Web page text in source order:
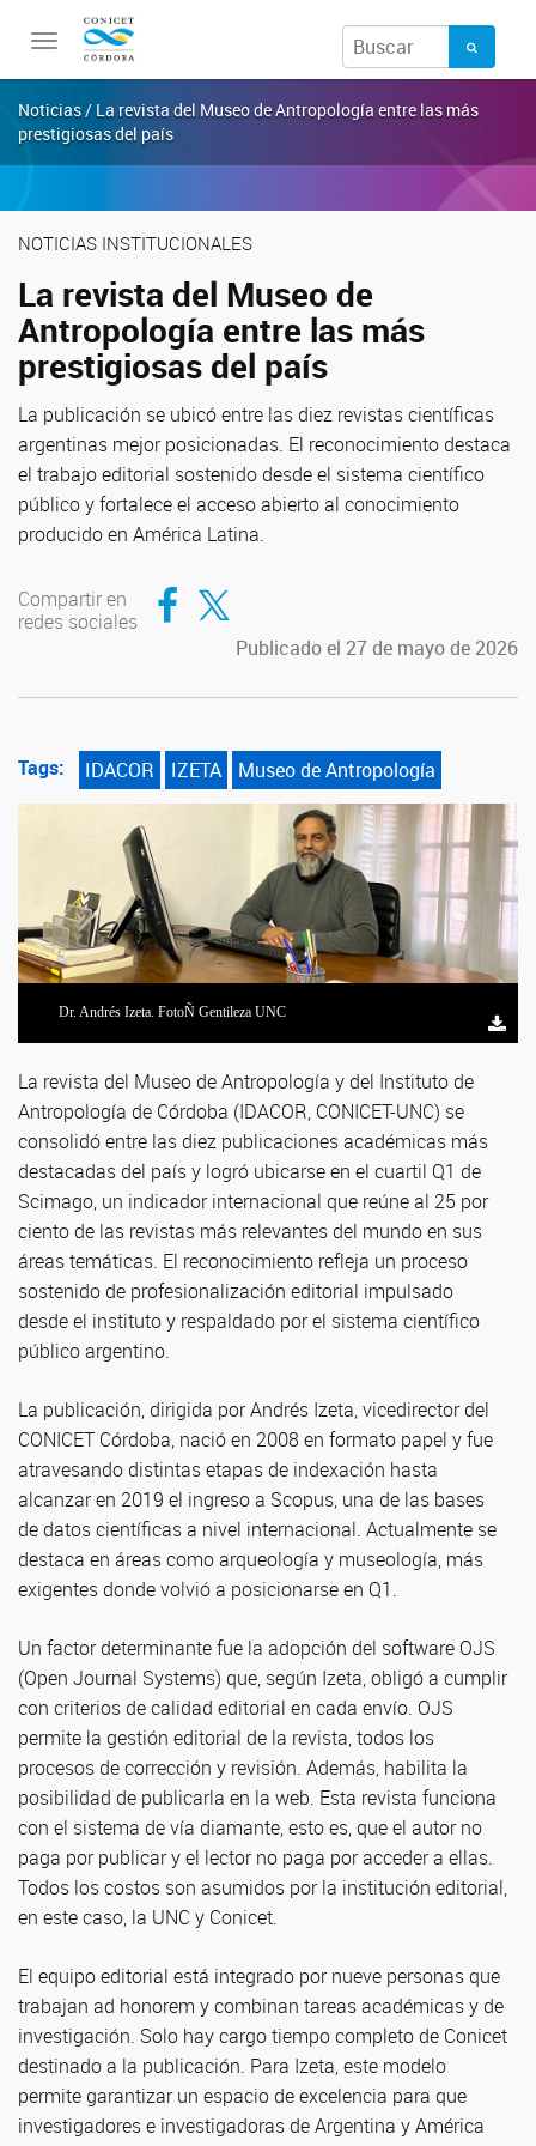
Toggle
navigation
Noticias / La revista del Museo de Antropología entre las más
prestigiosas del país
NOTICIAS INSTITUCIONALES
La revista del Museo de
Antropología entre las más
prestigiosas del país
La publicación se ubicó entre las diez revistas científicas
argentinas mejor posicionadas. El reconocimiento destaca
el trabajo editorial sostenido desde el sistema científico
público y fortalece el acceso abierto al conocimiento
producido en América Latina.
Compartir en
redes sociales
Compartir en Facebook
Compartir en Twitter
Publicado el 27 de mayo de 2026
Tags: IDACOR IZETA Museo de Antropología
Dr. Andrés Izeta. FotoÑ Gentileza UNC
La revista del Museo de Antropología y del Instituto de
Antropología de Córdoba (IDACOR, CONICET-UNC) se
consolidó entre las diez publicaciones académicas más
destacadas del país y logró ubicarse en el cuartil Q1 de
Scimago, un indicador internacional que reúne al 25 por
ciento de las revistas más relevantes del mundo en sus
áreas temáticas. El reconocimiento refleja un proceso
sostenido de profesionalización editorial impulsado
desde el instituto y respaldado por el sistema científico
público argentino.
La publicación, dirigida porAndrés Izeta, vicedirector del
CONICET Córdoba, nació en 2008 en formato papel y fue
atravesando distintas etapas de indexación hasta
alcanzar en 2019 el ingreso a Scopus, una de las bases
de datos científicas a nivel internacional. Actualmente se
destaca en áreas como arqueología y museología, más
exigentes donde volvió a posicionarse en Q1.
Un factor determinante fue la adopción del software OJS
(Open Journal Systems) que, según Izeta, obligó a cumplir
con criterios de calidad editorial en cada envío. OJS
permite la gestión editorial de la revista, todos los
procesos de corrección y revisión. Además, habilita la
posibilidad de publicarla en la web. Esta revista funciona
con el sistema de vía diamante, esto es, que el autor no
paga por publicar y el lector no paga por acceder a ellas.
Todos los costos son asumidos por la institución editorial,
en este caso, la UNC y Conicet.
El equipo editorial está integrado por nueve personas que
trabajan ad honorem y combinan tareas académicas y de
investigación. Solo hay cargo tiempo completo de Conicet
destinado a la publicación. Para Izeta, este modelo
permite garantizar un espacio de excelencia para que
investigadores e investigadoras de Argentina y América